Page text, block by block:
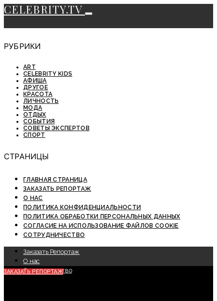
CELEBRITY.TV
РУБРИКИ
ART
CELEBRITY KIDS
АФИША
ДРУГОЕ
КРАСОТА
ЛИЧНОСТЬ
МОДА
ОТДЫХ
СОБЫТИЯ
СОВЕТЫ ЭКСПЕРТОВ
СПОРТ
СТРАНИЦЫ
ГЛАВНАЯ СТРАНИЦА
ЗАКАЗАТЬ РЕПОРТАЖ
О НАС
ПОЛИТИКА КОНФИДЕНЦИАЛЬНОСТИ
ПОЛИТИКА ОБРАБОТКИ ПЕРСОНАЛЬНЫХ ДАННЫХ
СОГЛАСИЕ НА ИСПОЛЬЗОВАНИЕ ФАЙЛОВ COOKIE
СОТРУДНИЧЕСТВО
Заказать Репортаж
О нас
Сотрудничество
ЗАКАЗАТЬ РЕПОРТАЖ